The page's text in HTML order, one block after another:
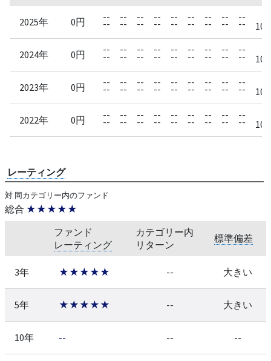
2025年 0円 --
--
--
--
--
--
--
--
--
--
--
--
--
--
--
--
--
--
10/
2024年 0円 --
--
--
--
--
--
--
--
--
--
--
--
--
--
--
--
--
--
10/
2023年 0円 --
--
--
--
--
--
--
--
--
--
--
--
--
--
--
--
--
--
10/
2022年 0円 --
--
--
--
--
--
--
--
--
--
--
--
--
--
--
--
--
--
10/
レーティング
対 同カテゴリー内のファンド
総合 ★★★★★
ファンド
レーティング
カテゴリー内
リターン
標準偏差
3年 ★★★★★ -- 大きい
5年 ★★★★★ -- 大きい
10年 -- -- --